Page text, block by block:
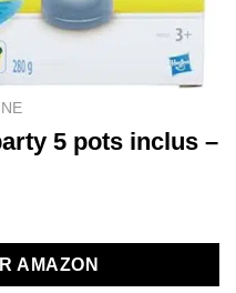
5 pots inclus –
AMAZON